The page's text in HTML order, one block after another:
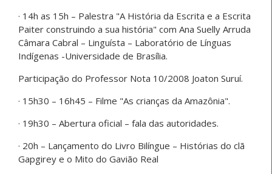
· 14h as 15h – Palestra "A História da Escrita e a Escrita
Paiter construindo a sua história" com Ana Suelly Arruda
Câmara Cabral – Linguísta – Laboratório de Línguas
Indígenas -Universidade de Brasília.
Participação do Professor Nota 10/2008 Joaton Suruí.
· 15h30 – 16h45 – Filme "As crianças da Amazônia".
· 19h30 – Abertura oficial – fala das autoridades.
· 20h – Lançamento do Livro Bilíngue – Histórias do clã
Gapgirey e o Mito do Gavião Real